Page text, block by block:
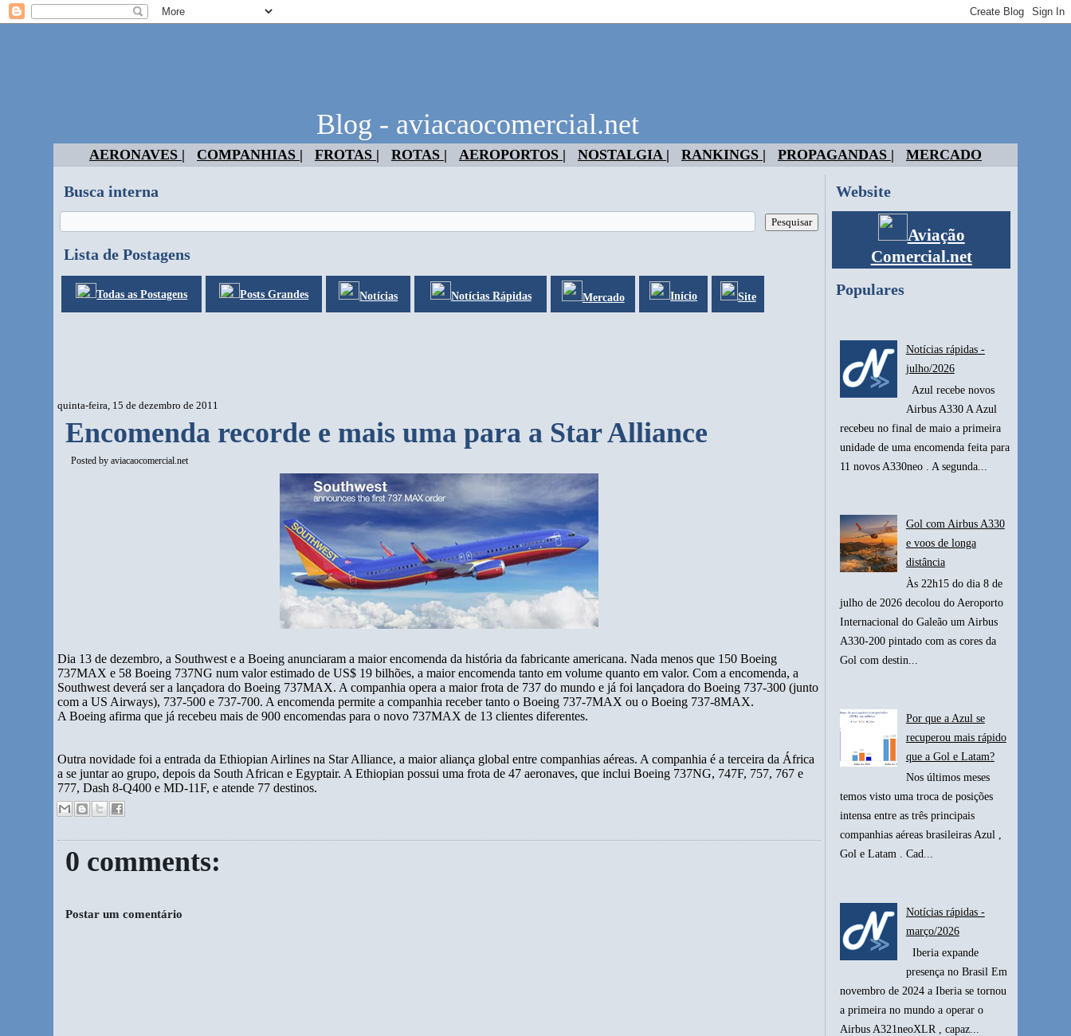
Blog - aviacaocomercial.net
AERONAVES | COMPANHIAS | FROTAS | ROTAS | AEROPORTOS | NOSTALGIA | RANKINGS | PROPAGANDAS | MERCADO
Busca interna
Lista de Postagens
Todas as Postagens Posts Grandes Notícias Notícias Rápidas Mercado Início Site
quinta-feira, 15 de dezembro de 2011
Encomenda recorde e mais uma para a Star Alliance
Posted byaviacaocomercial.net
Dia 13 de dezembro, a Southwest e a Boeing anunciaram a maior encomenda da história da fabricante americana. Nada menos que 150 Boeing
737MAX e 58 Boeing 737NG num valor estimado de US$ 19 bilhões, a maior encomenda tanto em volume quanto em valor. Com a encomenda, a
Southwest deverá ser a lançadora do Boeing 737MAX. A companhia opera a maior frota de 737 do mundo e já foi lançadora do Boeing 737-300 (junto
com a US Airways), 737-500 e 737-700. A encomenda permite a companhia receber tanto o Boeing 737-7MAX ou o Boeing 737-8MAX.
A Boeing afirma que já recebeu mais de 900 encomendas para o novo 737MAX de 13 clientes diferentes.
Outra novidade foi a entrada da Ethiopian Airlines na Star Alliance, a maior aliança global entre companhias aéreas. A companhia é a terceira da África
a se juntar ao grupo, depois da South African e Egyptair. A Ethiopian possui uma frota de 47 aeronaves, que inclui Boeing 737NG, 747F, 757, 767 e
777, Dash 8-Q400 e MD-11F, e atende 77 destinos.
0 comments:
Postar um comentário
Website
Aviação
Comercial.net
Populares
Notícias rápidas -
julho/2026
Azul recebe novos
Airbus A330 A Azul
recebeu no final de maio a primeira
unidade de uma encomenda feita para
11 novos A330neo . A segunda...
Gol com Airbus A330
e voos de longa
distância
Às 22h15 do dia 8 de
julho de 2026 decolou do Aeroporto
Internacional do Galeão um Airbus
A330-200 pintado com as cores da
Gol com destin...
Por que a Azul se
recuperou mais rápido
que a Gol e Latam?
Nos últimos meses
temos visto uma troca de posições
intensa entre as três principais
companhias aéreas brasileiras Azul ,
Gol e Latam . Cad...
Notícias rápidas -
março/2026
Iberia expande
presença no Brasil Em
novembro de 2024 a Iberia se tornou
a primeira no mundo a operar o
Airbus A321neoXLR , capaz...